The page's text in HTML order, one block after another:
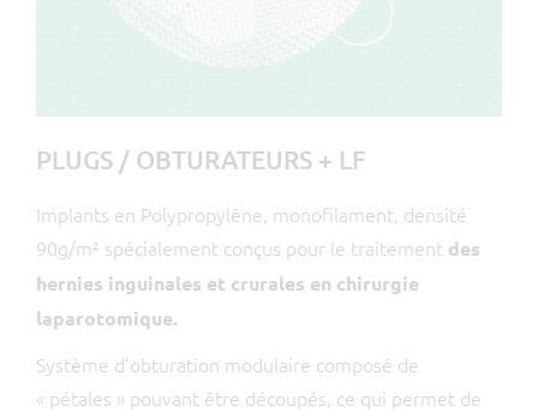
PLUGS / OBTURATEURS + LF
Implants en Polypropylène, monofilament, densité
90g/m² spécialement conçus pour le traitement des
hernies inguinales et crurales en chirurgie
laparotomique.
Système d’obturation modulaire composé de
« pétales » pouvant être découpés, ce qui permet de